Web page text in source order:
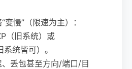
慢”（限速为主）：
（旧系统）或
统皆可）。
丢包甚至方向/端口/目